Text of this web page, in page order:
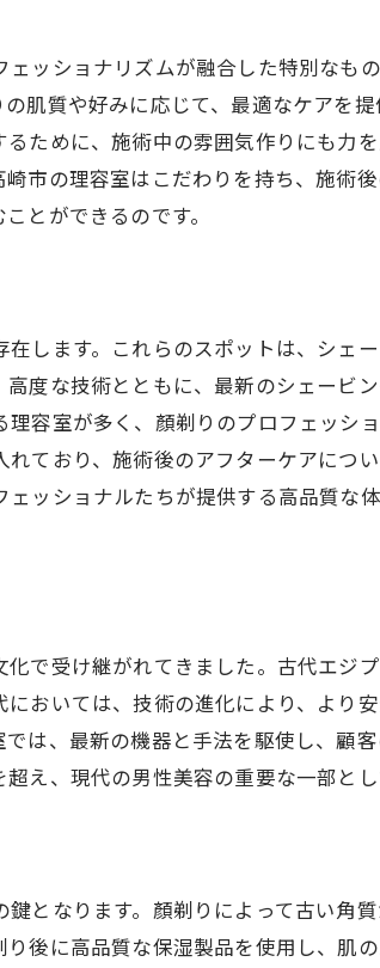
剃りがもたらすリラクゼーション効果
崎市で味わう顏剃りの贅沢な時間
門家の手による顏剃り体験の魅力
顏剃りが心身に与えるリフレッシュ効果
崎市の顏剃りサロンの最新サービス
上ケアを体感できるサロン選びのポイン
剃りサロンでの特別メニュー紹介
ロが認める高崎市の顏剃りサロン
ロによる顏剃りで得られる肌の効果
剃りが肌に与えるポジティブな影響
崎市で体験するプロフェッショナルな
剃りで実感する肌の変化
でも安心！高崎市の顏剃りサロンの選
心者でも安心な顏剃りサロンの特徴
ッショナリズムが融合した特別なも
肌質や好みに応じて、最適なケアを
ために、施術中の雰囲気作りにも力
市の理容室はこだわりを持ち、施術
とができるのです。
します。これらのスポットは、シェ
度な技術とともに、最新のシェービ
容室が多く、顏剃りのプロフェッシ
ており、施術後のアフターケアにつ
ッショナルたちが提供する高品質な
で受け継がれてきました。古代エジ
おいては、技術の進化により、より
は、最新の機器と手法を駆使し、顧
え、現代の男性美容の重要な一部と
となります。顏剃りによって古い角
後に高品質な保湿製品を使用し、肌